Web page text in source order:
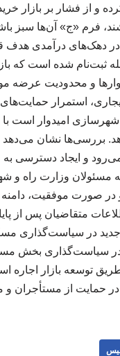
و از فشار بر بازار
فرم «ج» آن‌ها سبز
دهک‌های درآمدی هدف
ثبت‌نام شده است که
و محدودیت عرضه
استمرار
امیدوار است
بررسی‌ها نشان می‌دهد
و ایجاد دسترسی به
مسئولان وزارت راه و
صورت موفقیت،
متقاضیان پس از
در سیاست‌گذاری
سیاست‌گذاری بخش
طریق توسعه بازار
حمایت از مستأجران و